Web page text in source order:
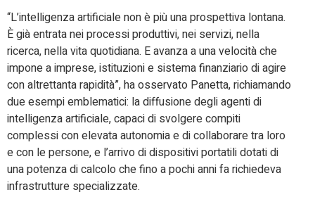
“L’intelligenza artificiale non è più una prospettiva lontana.
È già entrata nei processi produttivi, nei servizi, nella
ricerca, nella vita quotidiana. E avanza a una velocità che
impone a imprese, istituzioni e sistema finanziario di agire
con altrettanta rapidità”, ha osservato Panetta, richiamando
due esempi emblematici: la diffusione degli agenti di
intelligenza artificiale, capaci di svolgere compiti
complessi con elevata autonomia e di collaborare tra loro
e con le persone, e l’arrivo di dispositivi portatili dotati di
una potenza di calcolo che fino a pochi anni fa richiedeva
infrastrutture specializzate.